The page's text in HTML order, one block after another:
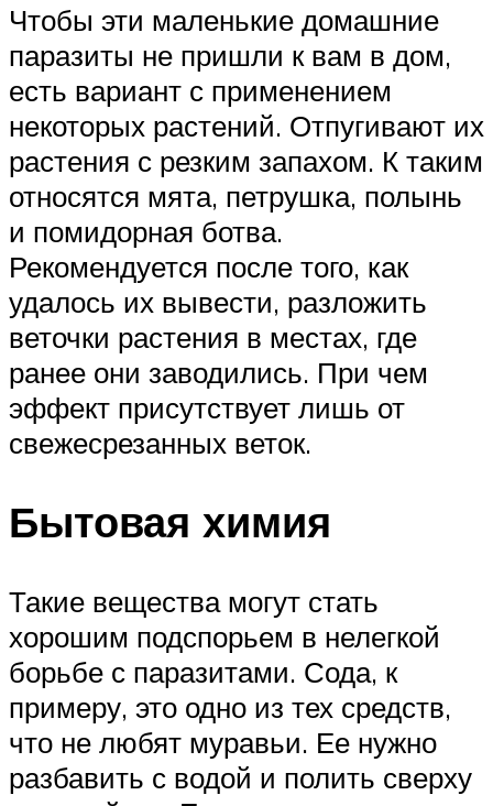
Чтобы эти маленькие домашние
паразиты не пришли к вам в дом,
есть вариант с применением
некоторых растений. Отпугивают их
растения с резким запахом. К таким
относятся мята, петрушка, полынь
и помидорная ботва.
Рекомендуется после того, как
удалось их вывести, разложить
веточки растения в местах, где
ранее они заводились. При чем
эффект присутствует лишь от
свежесрезанных веток.
Бытовая химия
Такие вещества могут стать
хорошим подспорьем в нелегкой
борьбе с паразитами. Сода, к
примеру, это одно из тех средств,
что не любят муравьи. Ее нужно
разбавить с водой и полить сверху